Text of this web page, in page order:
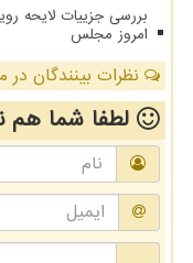
بررسی جزییات لایحه
امروز مجلس
نظرات بینندگان
لطفا شما هم